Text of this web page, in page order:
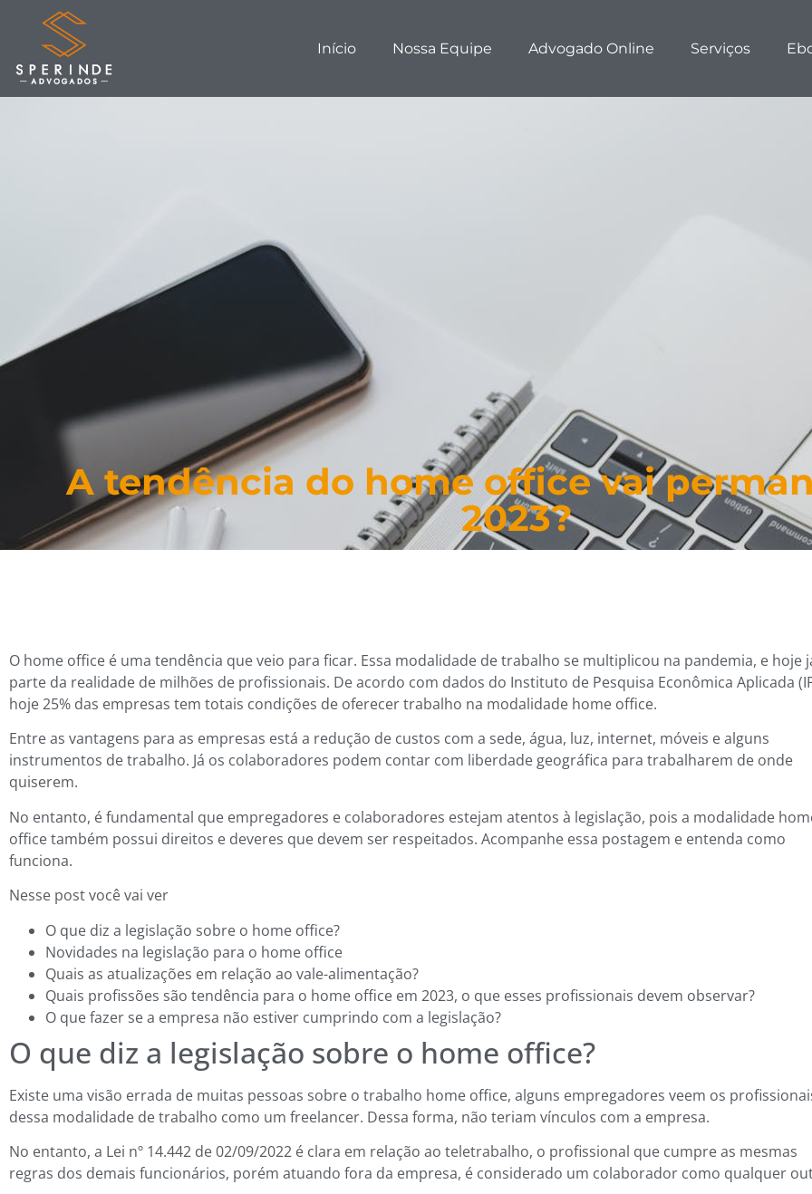
Início Nossa Equipe Advogado Online Serviços
A tendência do home office vai
2023?
O home office é uma tendência que veio para ficar. Essa modalidade de trabalho se multiplicou na pandemia, e hoje
parte da realidade de milhões de profissionais. De acordo com dados do Instituto de Pesquisa Econômica Aplicada
hoje 25% das empresas tem totais condições de oferecer trabalho na modalidade home office.
Entre as vantagens para as empresas está a redução de custos com a sede, água, luz, internet, móveis e alguns
instrumentos de trabalho. Já os colaboradores podem contar com liberdade geográfica para trabalharem de onde
quiserem.
No entanto, é fundamental que empregadores e colaboradores estejam atentos à legislação, pois a modalidade
office também possui direitos e deveres que devem ser respeitados. Acompanhe essa postagem e entenda como
funciona.
Nesse post você vai ver
O que diz a legislação sobre o home office?
Novidades na legislação para o home office
Quais as atualizações em relação ao vale-alimentação?
Quais profissões são tendência para o home office em 2023, o que esses profissionais devem observar?
O que fazer se a empresa não estiver cumprindo com a legislação?
O que diz a legislação sobre o home office?
Existe uma visão errada de muitas pessoas sobre o trabalho home office, alguns empregadores veem os
dessa modalidade de trabalho como um freelancer. Dessa forma, não teriam vínculos com a empresa.
No entanto, a Lei nº 14.442 de 02/09/2022 é clara em relação ao teletrabalho, o profissional que cumpre as mesmas
regras dos demais funcionários, porém atuando fora da empresa, é considerado um colaborador como qualquer